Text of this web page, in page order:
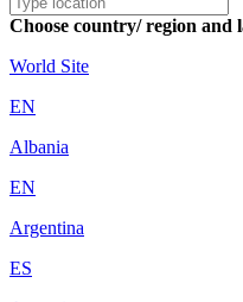
Choose country/ region and
World Site
EN
Albania
EN
Argentina
ES